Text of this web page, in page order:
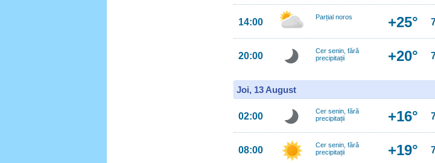
14:00 Parțial noros +25°
20:00
Cer senin, fără
precipitații
+20°
Joi, 13 August
02:00
Cer senin, fără
precipitații
+16°
08:00
Cer senin, fără
precipitații
+19°